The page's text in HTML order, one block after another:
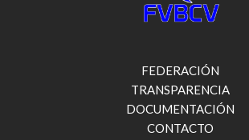
FEDERACIÓN
TRANSPARENCIA
DOCUMENTACIÓN
CONTACTO